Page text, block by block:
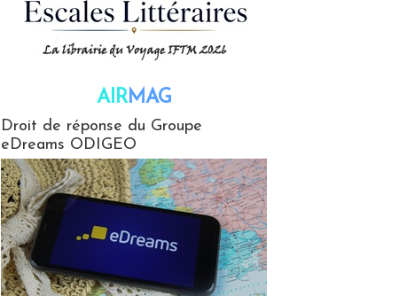
AIRMAG
Droit de réponse du Groupe
eDreams ODIGEO